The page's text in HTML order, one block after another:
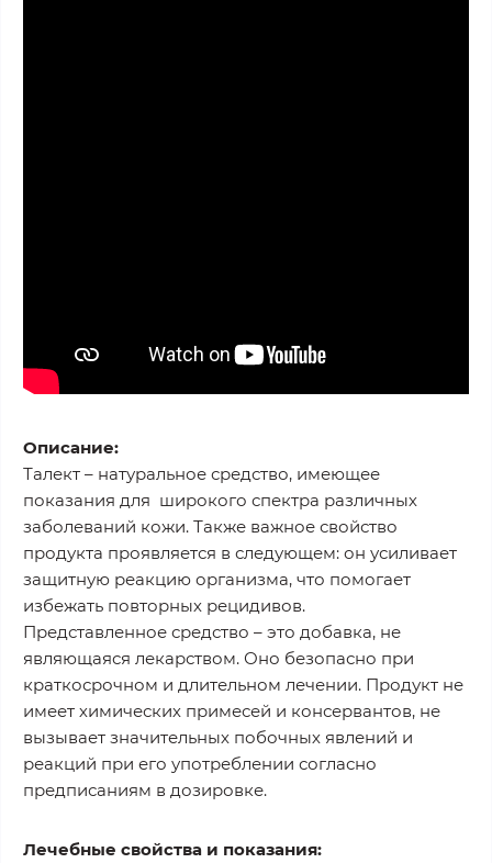
Описание:
Талект – натуральное средство, имеющее
показания для широкого спектра различных
заболеваний кожи. Также важное свойство
продукта проявляется в следующем: он усиливает
защитную реакцию организма, что помогает
избежать повторных рецидивов.
Представленное средство – это добавка, не
являющаяся лекарством. Оно безопасно при
краткосрочном и длительном лечении. Продукт не
имеет химических примесей и консервантов, не
вызывает значительных побочных явлений и
реакций при его употреблении согласно
предписаниям в дозировке.
Лечебные свойства и показания: